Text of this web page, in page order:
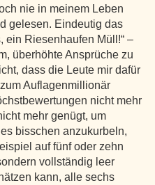
nie in meinem Leben
gelesen. Eindeutig das
ein Riesenhaufen Müll!“ –
überhöhte Ansprüche zu
dass die Leute mir dafür
Auflagenmillionär
nicht mehr
mehr genügt, um
bisschen anzukurbeln,
auf fünf oder zehn
vollständig leer
kann, alle sechs